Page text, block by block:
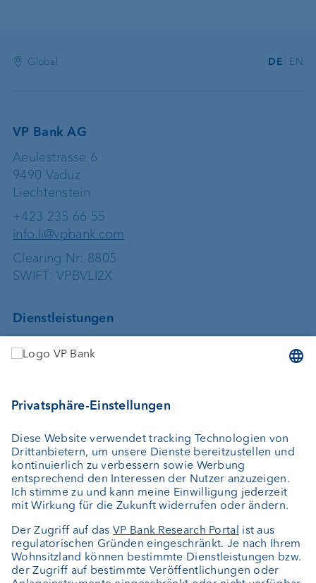
Global DE EN
VP Bank AG
Aeulestrasse 6
9490 Vaduz
Liechtenstein
+423 235 66 55
info.li@vpbank.com
Clearing Nr: 8805
SWIFT: VPBVLI2X
Dienstleistungen
Vermögensverwaltung
Depotbank
Externer Vermögensverwalter
Private Label Fonds
Investment Consulting
Über uns
Jobs
News
Downloads